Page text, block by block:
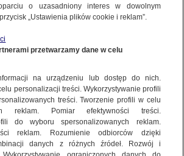
Na stokach specjalne wytyczne
o uzasadniony interes w dowolnym
„Ustawienia plików cookie i reklam”.
przetwarzamy dane w celu
na urządzeniu lub dostęp do nich.
personalizacji treści. Wykorzystywanie profili
treści. Tworzenie profili w celu
reklam. Pomiar efektywności treści.
do wyboru spersonalizowanych reklam.
reklam. Rozumienie odbiorców dzięki
danych z różnych źródeł. Rozwój i